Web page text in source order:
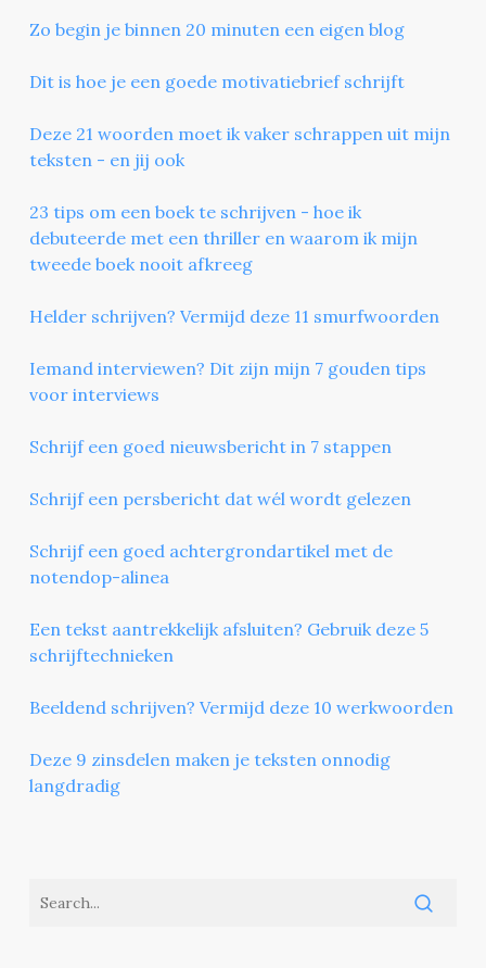
Zo begin je binnen 20 minuten een eigen blog
Dit is hoe je een goede motivatiebrief schrijft
Deze 21 woorden moet ik vaker schrappen uit mijn
teksten - en jij ook
23 tips om een boek te schrijven - hoe ik
debuteerde met een thriller en waarom ik mijn
tweede boek nooit afkreeg
Helder schrijven? Vermijd deze 11 smurfwoorden
Iemand interviewen? Dit zijn mijn 7 gouden tips
voor interviews
Schrijf een goed nieuwsbericht in 7 stappen
Schrijf een persbericht dat wél wordt gelezen
Schrijf een goed achtergrondartikel met de
notendop-alinea
Een tekst aantrekkelijk afsluiten? Gebruik deze 5
schrijftechnieken
Beeldend schrijven? Vermijd deze 10 werkwoorden
Deze 9 zinsdelen maken je teksten onnodig
langdradig